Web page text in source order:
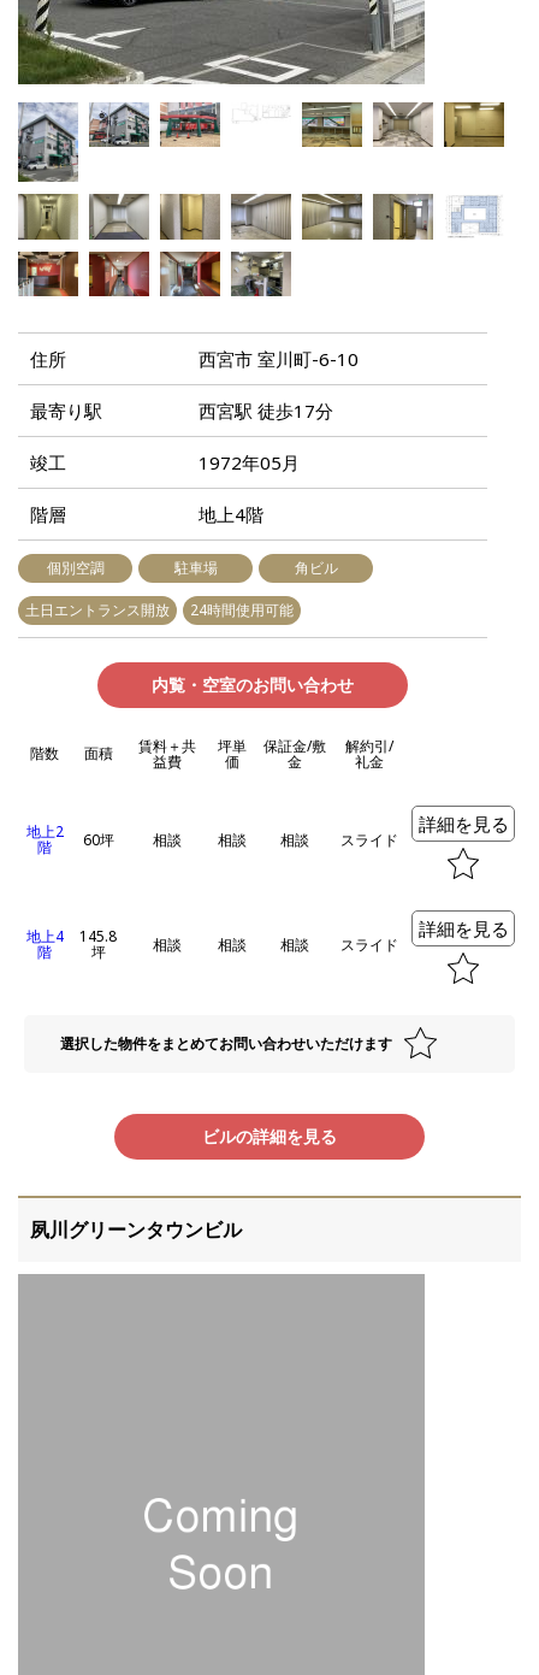
住所 西宮市 室川町-6-10
最寄り駅 西宮駅 徒歩17分
竣工 1972年05月
階層 地上4階
個別空調 駐車場 角ビル
土日エントランス開放 24時間使用可能
内覧・空室のお問い合わせ
階数 面積 賃料＋共
益費
坪単
価
保証金/敷
金
解約引/
礼金
地上2
階 60坪 相談 相談 相談 スライド
詳細を見る
地上4
階
145.8
坪 相談 相談 相談 スライド
詳細を見る
選択した物件をまとめてお問い合わせいただけます
ビルの詳細を見る
夙川グリーンタウンビル